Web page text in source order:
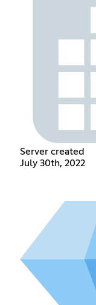
Server created
July 30th, 2022